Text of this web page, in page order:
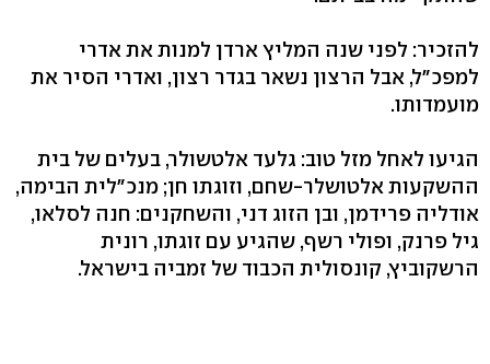
להזכיר: לפני שנה המליץ ארדן למנות את אדרי
למפכ"ל, אבל הרצון נשאר בגדר רצון, ואדרי הסיר את
מועמדותו.
הגיעו לאחל מזל טוב: גלעד אלטשולר, בעלים של בית
ההשקעות אלטושלר-שחם, וזוגתו חן; מנכ"לית הבימה,
אודליה פרידמן, ובן הזוג דני, והשחקנים: חנה לסלאו,
גיל פרנק, ופולי רשף, שהגיע עם זוגתו, רונית
הרשקוביץ, קונסולית הכבוד של זמביה בישראל.